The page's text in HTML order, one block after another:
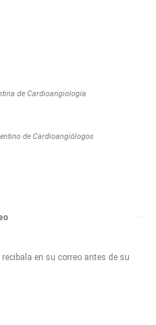
de Cardioangiología
de Cardioangiólogos
en su correo antes de su